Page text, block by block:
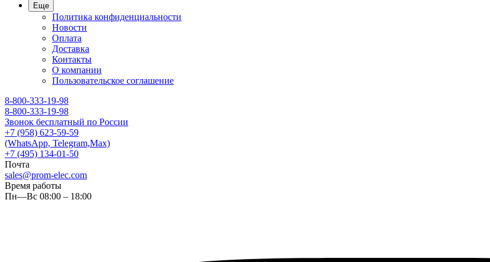
Еще
Политика конфиденциальности
Новости
Оплата
Доставка
Контакты
О компании
Пользовательское соглашение
8-800-333-19-98
8-800-333-19-98
Звонок бесплатный по России
+7 (958) 623-59-59
(WhatsApp, Telegram,Max)
+7 (495) 134-01-50
Почта
sales@prom-elec.com
Время работы
Пн—Вс 08:00 – 18:00